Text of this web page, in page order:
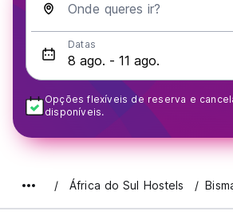
Onde queres ir?
Datas
Opções flexíveis de reserva e
disponíveis.
África do Sul Hostels